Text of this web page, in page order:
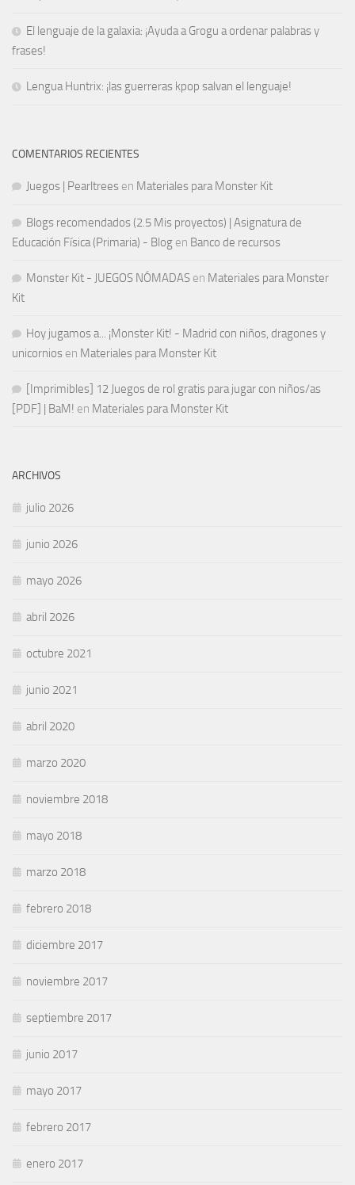
El lenguaje de la galaxia: ¡Ayuda a Grogu a ordenar palabras y
frases!
Lengua Huntrix: ¡las guerreras kpop salvan el lenguaje!
COMENTARIOS RECIENTES
Juegos | Pearltrees en Materiales para Monster Kit
Blogs recomendados (2.5 Mis proyectos) | Asignatura de
Educación Física (Primaria) - Blog en Banco de recursos
Monster Kit - JUEGOS NÓMADAS en Materiales para Monster
Kit
Hoy jugamos a... ¡Monster Kit! - Madrid con niños, dragones y
unicornios en Materiales para Monster Kit
[Imprimibles] 12 Juegos de rol gratis para jugar con niños/as
[PDF] | BaM! en Materiales para Monster Kit
ARCHIVOS
julio 2026
junio 2026
mayo 2026
abril 2026
octubre 2021
junio 2021
abril 2020
marzo 2020
noviembre 2018
mayo 2018
marzo 2018
febrero 2018
diciembre 2017
noviembre 2017
septiembre 2017
junio 2017
mayo 2017
febrero 2017
enero 2017